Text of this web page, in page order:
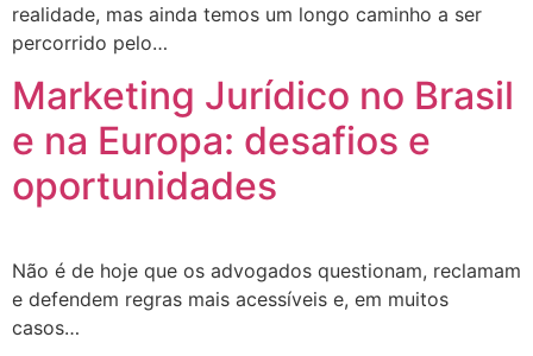
realidade, mas ainda temos um longo caminho a ser
percorrido pelo…
Marketing Jurídico no Brasil
e na Europa: desafios e
oportunidades
Não é de hoje que os advogados questionam, reclamam
e defendem regras mais acessíveis e, em muitos
casos…